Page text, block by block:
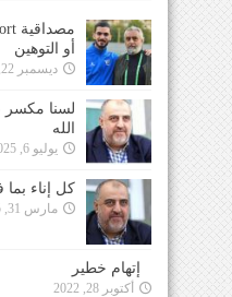
أو التوهين
ديسمبر 22, 2025
لسنا مكسر
الله
يوليو 6, 2025
كل إناء بما
مارس 31, 2025
إتهام خطير
أكتوبر 28, 2022